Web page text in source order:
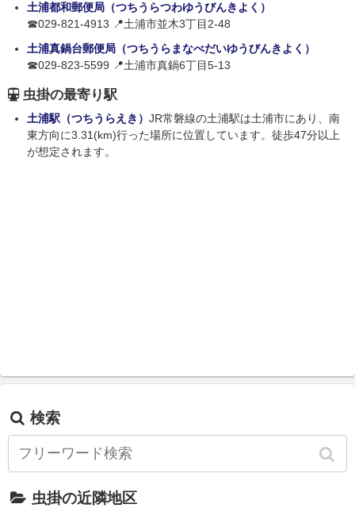
土浦都和郵便局（つちうらつわゆうびんきよく）
☎029-821-4913 📍土浦市並木3丁目2-48
土浦真鍋台郵便局（つちうらまなべだいゆうびんきよく）
☎029-823-5599 📍土浦市真鍋6丁目5-13
虫掛の最寄り駅
土浦駅（つちうらえき） JR常磐線の土浦駅は土浦市にあり、南
東方向に3.31(km)行った場所に位置しています。徒歩47分以上
が想定されます。
検索
虫掛の近隣地区